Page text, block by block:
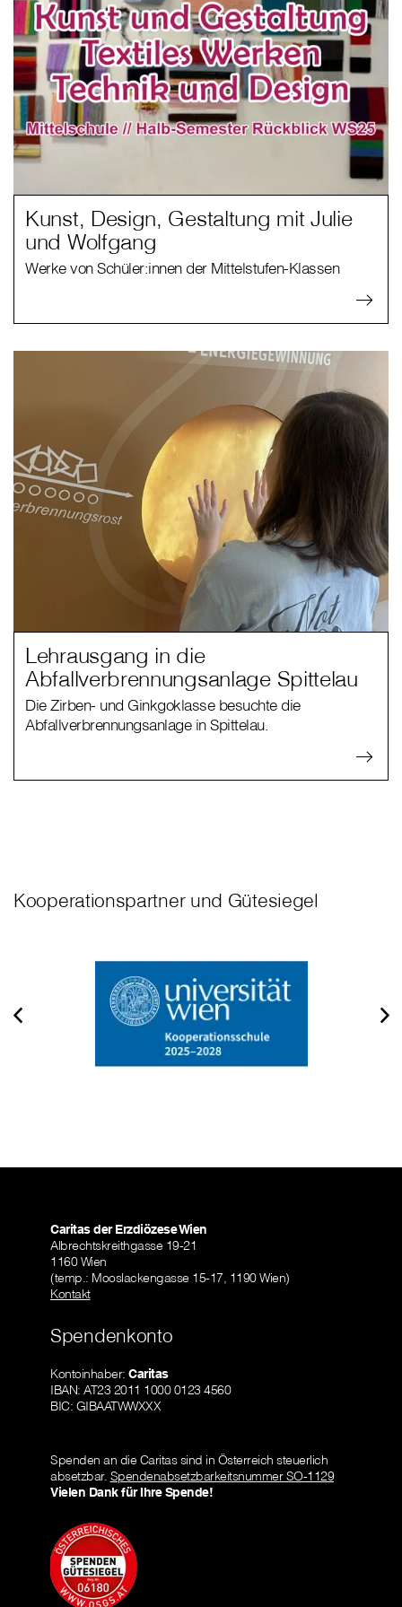
Kunst, Design, Gestaltung mit Julie
und Wolfgang
Werke von Schüler:innen der Mittelstufen-Klassen
Lehrausgang in die
Abfallverbrennungsanlage Spittelau
Die Zirben- und Ginkgoklasse besuchte die
Abfallverbrennungsanlage in Spittelau.
Kooperationspartner und Gütesiegel
Caritas der Erzdiözese Wien
Albrechtskreithgasse 19-21
1160 Wien
(temp.: Mooslackengasse 15-17, 1190 Wien)
Kontakt
Spendenkonto
Kontoinhaber: Caritas
IBAN: AT23 2011 1000 0123 4560
BIC: GIBAATWWXXX
Spenden an die Caritas sind in Österreich steuerlich
absetzbar. Spendenabsetzbarkeitsnummer SO-1129
Vielen Dank für Ihre Spende!